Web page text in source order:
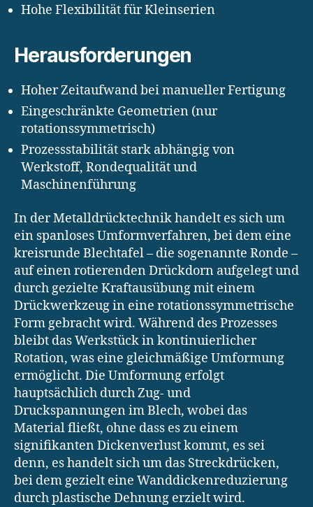
Hohe Flexibilität für Kleinserien
Herausforderungen
Hoher Zeitaufwand bei manueller Fertigung
Eingeschränkte Geometrien (nur
rotationssymmetrisch)
Prozessstabilität stark abhängig von
Werkstoff, Rondequalität und
Maschinenführung
In der Metalldrücktechnik handelt es sich um
ein spanloses Umformverfahren, bei dem eine
kreisrunde Blechtafel – die sogenannte Ronde –
auf einen rotierenden Drückdorn aufgelegt und
durch gezielte Kraftausübung mit einem
Drückwerkzeug in eine rotationssymmetrische
Form gebracht wird. Während des Prozesses
bleibt das Werkstück in kontinuierlicher
Rotation, was eine gleichmäßige Umformung
ermöglicht. Die Umformung erfolgt
hauptsächlich durch Zug- und
Druckspannungen im Blech, wobei das
Material fließt, ohne dass es zu einem
signifikanten Dickenverlust kommt, es sei
denn, es handelt sich um das Streckdrücken,
bei dem gezielt eine Wanddickenreduzierung
durch plastische Dehnung erzielt wird.